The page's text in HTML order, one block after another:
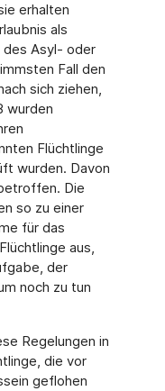
erhalten
als
des Asyl- oder
Fall den
sich ziehen,
wurden
Flüchtlinge
wurden. Davon
Die
so zu einer
für das
aus,
der
noch zu tun
Regelungen in
die vor
geflohen